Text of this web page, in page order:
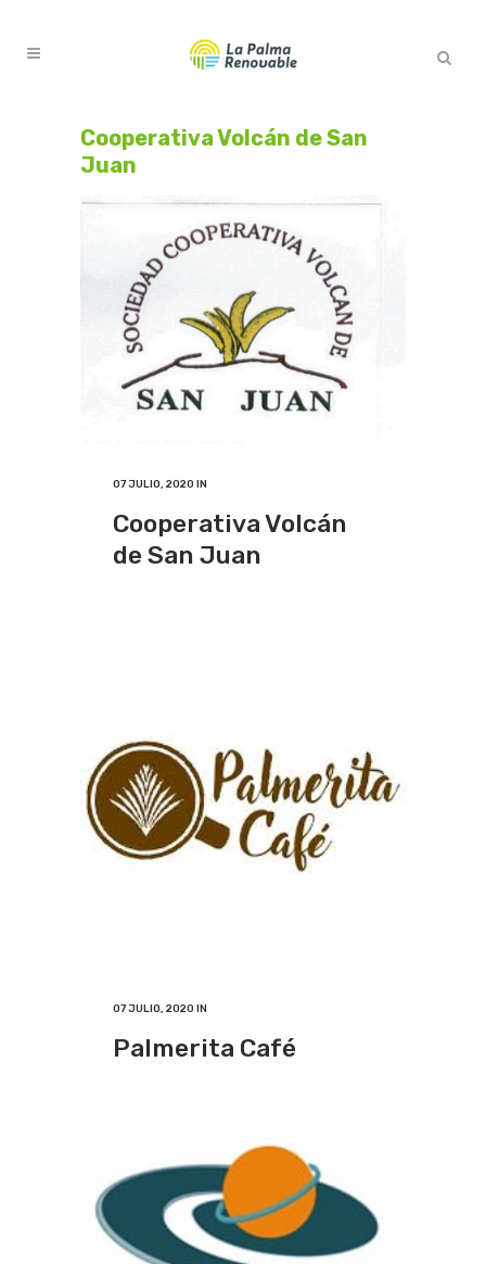
Cooperativa Volcán de San
Juan
07 JULIO, 2020 IN
Cooperativa Volcán
de San Juan
07 JULIO, 2020 IN
Palmerita Café